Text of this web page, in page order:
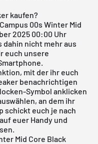
kaufen?
00s Winter Mid
2025 00:00 Uhr
dahin nicht mehr aus
euch unsere
mit der ihr euch
benachrichtigen
Symbol anklicken
an dem ihr
schickt euch je nach
euer Handy und
Mid Core Black